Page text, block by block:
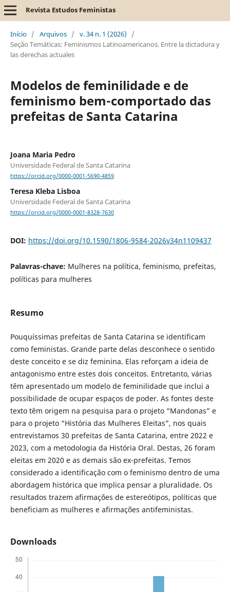
Revista Estudos Feministas
Início / Arquivos / v. 34 n. 1 (2026)
/
Seção Temáticas: Feminismos Latinoamericanos. Entre la dictadura y
las derechas actuales
Modelos de feminilidade e de
feminismo bem-comportado das
prefeitas de Santa Catarina
Joana Maria Pedro
Universidade Federal de Santa Catarina
https://orcid.org/0000-0001-5690-4859
Teresa Kleba Lisboa
Universidade Federal de Santa Catarina
https://orcid.org/0000-0001-8328-7630
DOI: https://doi.org/10.1590/1806-9584-2026v34n1109437
Palavras-chave: Mulheres na política, feminismo, prefeitas,
políticas para mulheres
Resumo
Pouquíssimas prefeitas de Santa Catarina se identificam
como feministas. Grande parte delas desconhece o sentido
deste conceito e se diz feminina. Elas reforçam a ideia de
antagonismo entre estes dois conceitos. Entretanto, várias
têm apresentado um modelo de feminilidade que inclui a
possibilidade de ocupar espaços de poder. As fontes deste
texto têm origem na pesquisa para o projeto “Mandonas” e
para o projeto “História das Mulheres Eleitas”, nos quais
entrevistamos 30 prefeitas de Santa Catarina, entre 2022 e
2023, com a metodologia da História Oral. Destas, 26 foram
eleitas em 2020 e as demais são ex-prefeitas. Temos
considerado a identificação com o feminismo dentro de uma
abordagem histórica que implica pensar a pluralidade. Os
resultados trazem afirmações de estereótipos, políticas que
beneficiam as mulheres e afirmações antifeministas.
Downloads